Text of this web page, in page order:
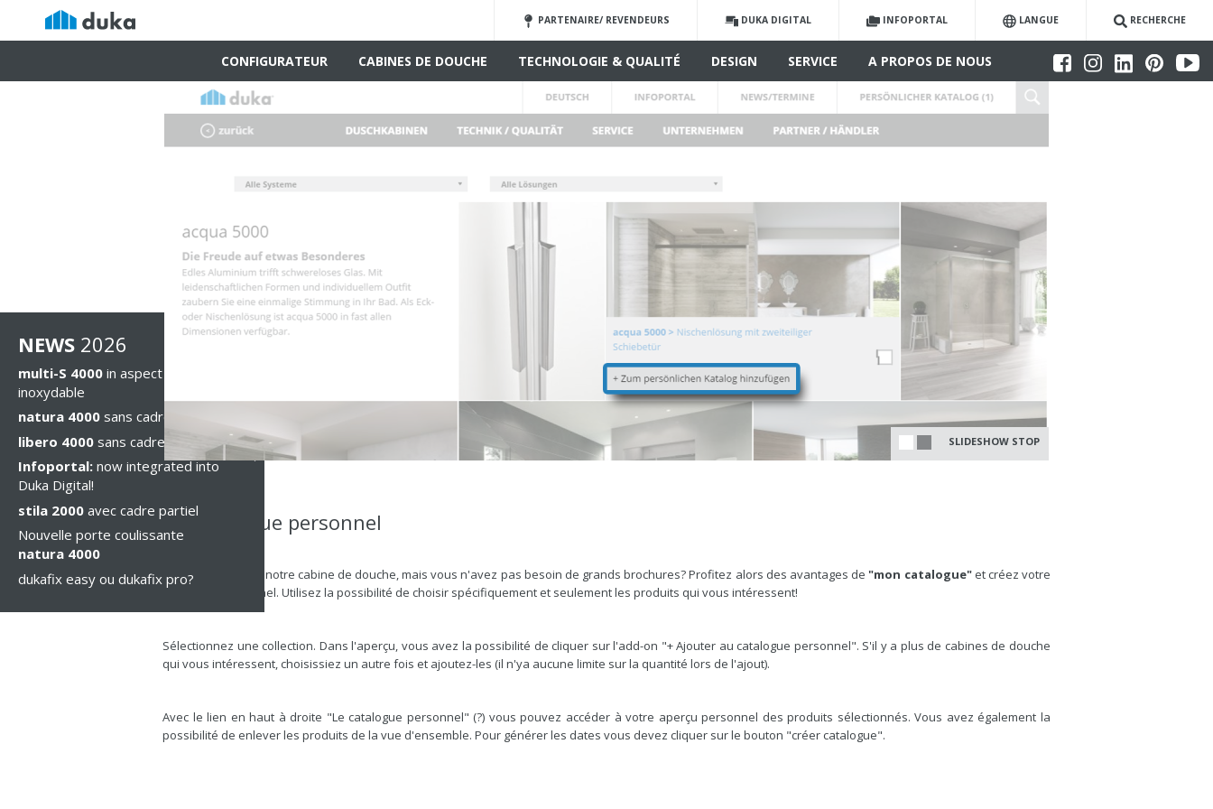
PARTENAIRE/ REVENDEURS DUKA DIGITAL INFOPORTAL LANGUE RECHERCHE
CONFIGURATEUR CABINES DE DOUCHE TECHNOLOGIE & QUALITÉ DESIGN SERVICE A PROPOS DE NOUS
SLIDESHOW STOP
Le catalogue personnel
Vous intéressez á notre cabine de douche, mais vous n'avez pas besoin de grands brochures? Profitez alors des avantages de "mon catalogue"et créez votre
catalogue personnel. Utilisez la possibilité de choisir spécifiquement et seulement les produits qui vous intéressent!
Sélectionnez une collection. Dans l'aperçu, vous avez la possibilité de cliquer sur l'add-on "+ Ajouter au catalogue personnel". S'il y a plus de cabines de douche
qui vous intéressent, choisissiez un autre fois et ajoutez-les (il n'ya aucune limite sur la quantité lors de l'ajout).
Avec le lien en haut à droite "Le catalogue personnel" (?) vous pouvez accéder à votre aperçu personnel des produits sélectionnés. Vous avez également la
possibilité de enlever les produits de la vue d'ensemble. Pour générer les dates vous devez cliquer sur le bouton "créer catalogue".
NEWS 2026
multi-S 4000 in aspect acier
inoxydable
natura 4000 sans cadre
libero 4000 sans cadre
Infoportal: now integrated into
Duka Digital!
stila 2000 avec cadre partiel
Nouvelle porte coulissante
natura 4000
dukafix easy ou dukafix pro?